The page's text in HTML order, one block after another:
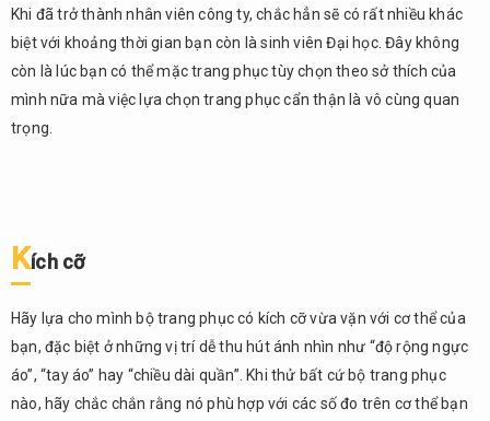
phục
thông
1.3.
2.
Những
điểm
nam
Khi đã trở thành nhân viên công ty, chắc hẳn sẽ có rất nhiều khác
biệt với khoảng thời gian bạn còn là sinh viên Đại học. Đây không
còn là lúc bạn có thể mặc trang phục tùy chọn theo sở thích của
mình nữa mà việc lựa chọn trang phục cẩn thận là vô cùng quan
trọng.
Kích cỡ
Hãy lựa cho mình bộ trang phục có kích cỡ vừa vặn với cơ thể của
bạn, đặc biệt ở những vị trí dễ thu hút ánh nhìn như “độ rộng ngực
áo”, “tay áo” hay “chiều dài quần”. Khi thử bất cứ bộ trang phục
nào, hãy chắc chắn rằng nó phù hợp với các số đo trên cơ thể bạn